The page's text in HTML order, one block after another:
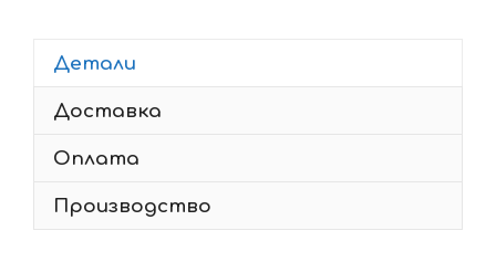
Детали
Доставка
Оплата
Производство